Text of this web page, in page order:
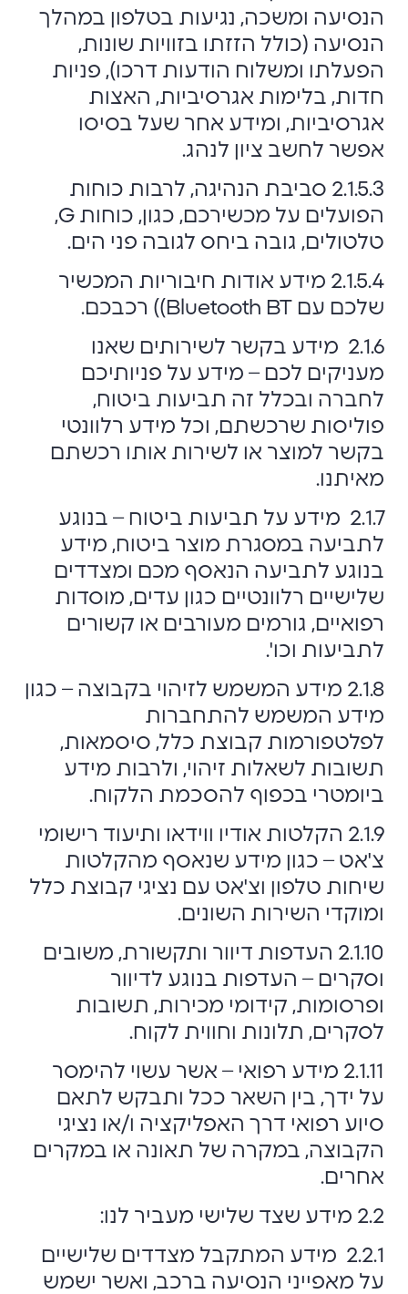
הנסיעה ומשכה, נגיעות בטלפון במהלך
הנסיעה (כולל הזזתו בזוויות שונות,
הפעלתו ומשלוח הודעות דרכו), פניות
חדות, בלימות אגרסיביות, האצות
אגרסיביות, ומידע אחר שעל בסיסו
אפשר לחשב ציון לנהג.
2.1.5.3 סביבת הנהיגה, לרבות כוחות
הפועלים על מכשירכם, כגון, כוחות G,
טלטולים, גובה ביחס לגובה פני הים.
2.1.5.4 מידע אודות חיבוריות המכשיר
שלכם עם Bluetooth BT)) רכבכם.
2.1.6 מידע בקשר לשירותים שאנו
מעניקים לכם – מידע על פניותיכם
לחברה ובכלל זה תביעות ביטוח,
פוליסות שרכשתם, וכל מידע רלוונטי
בקשר למוצר או לשירות אותו רכשתם
מאיתנו.
2.1.7 מידע על תביעות ביטוח – בנוגע
לתביעה במסגרת מוצר ביטוח, מידע
בנוגע לתביעה הנאסף מכם ומצדדים
שלישיים רלוונטיים כגון עדים, מוסדות
רפואיים, גורמים מעורבים או קשורים
לתביעות וכו'.
2.1.8 מידע המשמש לזיהוי בקבוצה – כגון
מידע המשמש להתחברות
לפלטפורמות קבוצת כלל, סיסמאות,
תשובות לשאלות זיהוי, ולרבות מידע
ביומטרי בכפוף להסכמת הלקוח.
2.1.9 הקלטות אודיו ווידאו ותיעוד רישומי
צ'אט – כגון מידע שנאסף מהקלטות
שיחות טלפון וצ'אט עם נציגי קבוצת כלל
ומוקדי השירות השונים.
2.1.10 העדפות דיוור ותקשורת, משובים
וסקרים – העדפות בנוגע לדיוור
ופרסומות, קידומי מכירות, תשובות
לסקרים, תלונות וחווית לקוח.
2.1.11 מידע רפואי – אשר עשוי להימסר
על ידך, בין השאר ככל ותבקש לתאם
סיוע רפואי דרך האפליקציה ו/או נציגי
הקבוצה, במקרה של תאונה או במקרים
אחרים.
2.2 מידע שצד שלישי מעביר לנו:
2.2.1 מידע המתקבל מצדדים שלישיים
על מאפייני הנסיעה ברכב, ואשר ישמש